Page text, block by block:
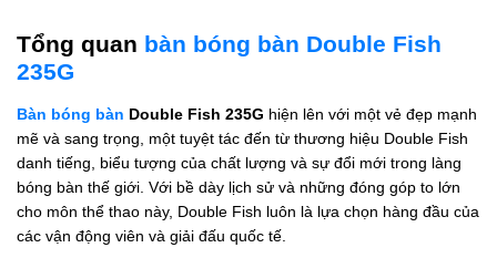
Tổng quan bàn bóng bàn Double Fish
235G
Bàn bóng bàn Double Fish 235G hiện lên với một vẻ đẹp mạnh
mẽ và sang trọng, một tuyệt tác đến từ thương hiệu Double Fish
danh tiếng, biểu tượng của chất lượng và sự đổi mới trong làng
bóng bàn thế giới. Với bề dày lịch sử và những đóng góp to lớn
cho môn thể thao này, Double Fish luôn là lựa chọn hàng đầu của
các vận động viên và giải đấu quốc tế.